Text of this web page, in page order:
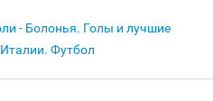
- Болонья. Голы и лучшие
Футбол